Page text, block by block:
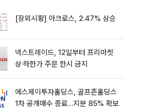
[장외시황] 아크로스, 2.47% 상승
넥스트레이드, 12일부터 프리마켓
상·하한가 주문 한시 금지
에스제이투자홀딩스, 골프존홀딩스
1차 공개매수 종료…지분 85% 확보